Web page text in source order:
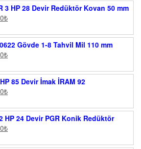
3 HP 28 Devir Redüktör Kovan 50 mm
₺
Gövde 1-8 Tahvil Mil 110 mm
₺
85 Devir İmak İRAM 92
₺
HP 24 Devir PGR Konik Redüktör
₺